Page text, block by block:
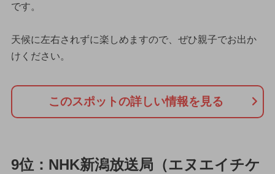
です。
天候に左右されずに楽しめますので、ぜひ親子でお出か
けください。
このスポットの詳しい情報を見る
9位：NHK新潟放送局（エヌエイチケ